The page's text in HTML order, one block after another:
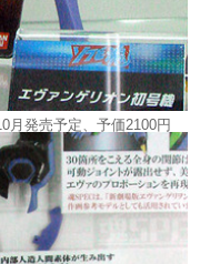
月発売予定、予価2100円